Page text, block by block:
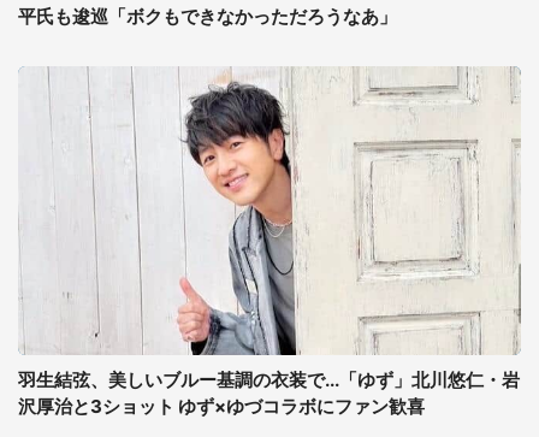
平氏も逡巡「ボクもできなかっただろうなあ」
羽生結弦、美しいブルー基調の衣装で...「ゆず」北川悠仁・岩
沢厚治と3ショット ゆず×ゆづコラボにファン歓喜